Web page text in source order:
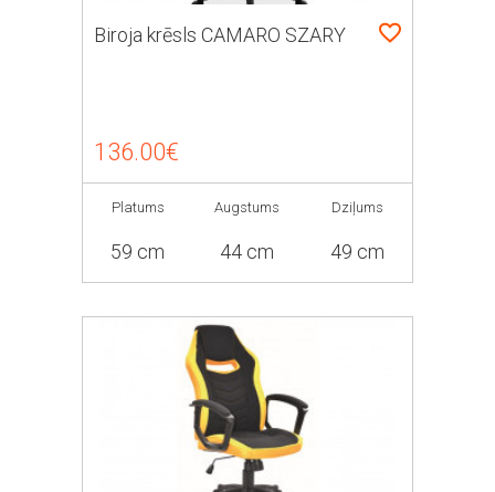
Biroja krēsls CAMARO SZARY
136.00€
Platums
59 cm
Augstums
44 cm
Dziļums
49 cm